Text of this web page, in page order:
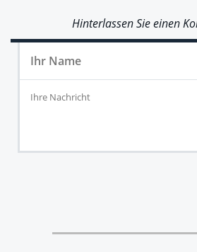
Hinterlassen Sie einen